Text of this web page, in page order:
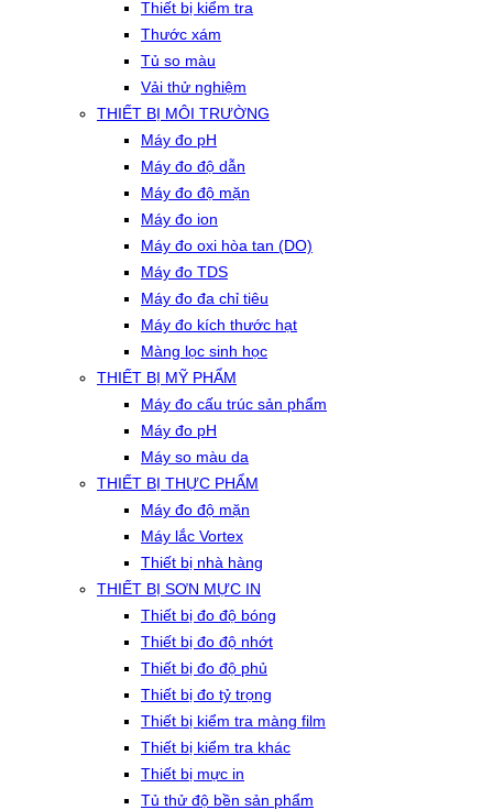
Thiết bị kiểm tra
Thước xám
Tủ so màu
Vải thử nghiệm
THIẾT BỊ MÔI TRƯỜNG
Máy đo pH
Máy đo độ dẫn
Máy đo độ mặn
Máy đo ion
Máy đo oxi hòa tan (DO)
Máy đo TDS
Máy đo đa chỉ tiêu
Máy đo kích thước hạt
Màng lọc sinh học
THIẾT BỊ MỸ PHẨM
Máy đo cấu trúc sản phẩm
Máy đo pH
Máy so màu da
THIẾT BỊ THỰC PHẨM
Máy đo độ mặn
Máy lắc Vortex
Thiết bị nhà hàng
THIẾT BỊ SƠN MỰC IN
Thiết bị đo độ bóng
Thiết bị đo độ nhớt
Thiết bị đo độ phủ
Thiết bị đo tỷ trọng
Thiết bị kiểm tra màng film
Thiết bị kiểm tra khác
Thiết bị mực in
Tủ thử độ bền sản phẩm